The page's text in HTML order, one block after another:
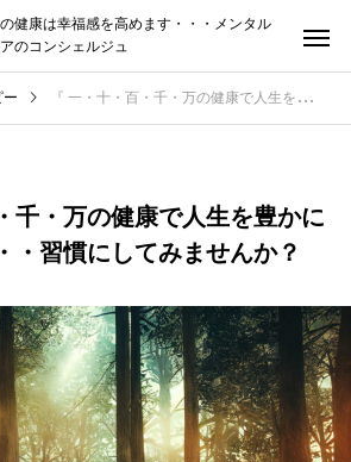
健康は幸福感を高めます・・・メンタル
のコンシェルジュ
ー 『 一・十・百・千・万の健康で人生を豊かにする法則 』・・・習慣にしてみませんか？
千・万の健康で人生を豊かに
・習慣にしてみませんか？